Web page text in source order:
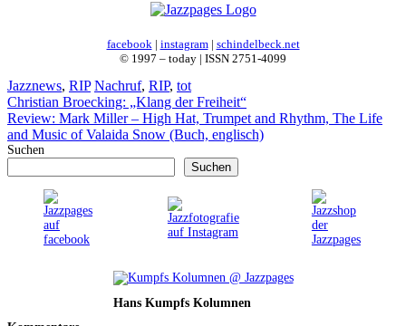
facebook | instagram| schindelbeck.net
© 1997 – today | ISSN 2751-4099
Kategorien
Jazznews, RIP Schlagwörter
Nachruf, RIP, tot
Christian Broecking: „Klang der Freiheit“
Review: Mark Miller – High Hat, Trumpet and Rhythm, The Life
and Music of Valaida Snow (Buch, englisch)
Suchen
Suchen
Hans Kumpfs Kolumnen